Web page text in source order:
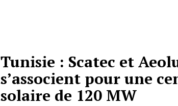
Tunisie : Scatec et
s’associent pour une
solaire de 120 MW